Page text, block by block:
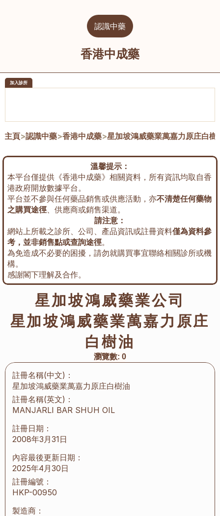
認識中藥
香港中成藥
加入診所
主頁>認識中藥>香港中成藥>星加坡鴻威藥業萬嘉力原庄白樹
溫馨提示：
本平台僅提供《香港中成藥》相關資料，所有資訊均取自香
港政府開放數據平台。
平台並不參與任何藥品銷售或供應活動，亦不清楚任何藥物
之購買途徑、供應商或銷售渠道。
請注意：
網站上所載之診所、公司、產品資訊或註冊資料僅為資料參
考，並非銷售點或查詢途徑。
為免造成不必要的困擾，請勿就購買事宜聯絡相關診所或機
構。
感謝閣下理解及合作。
星加坡鴻威藥業公司
星加坡鴻威藥業萬嘉力原庄
白樹油
瀏覽數: 0
註冊名稱(中文)：
星加坡鴻威藥業萬嘉力原庄白樹油
註冊名稱(英文)：
MANJARLI BAR SHUH OIL
註冊日期：
2008年3月31日
內容最後更新日期：
2025年4月30日
註冊編號：
HKP-00950
製造商：